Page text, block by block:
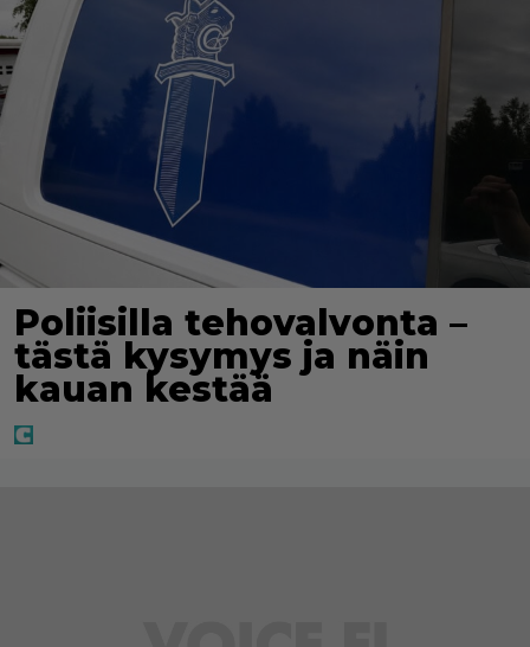
Poliisilla tehovalvonta –
tästä kysymys ja näin
kauan kestää